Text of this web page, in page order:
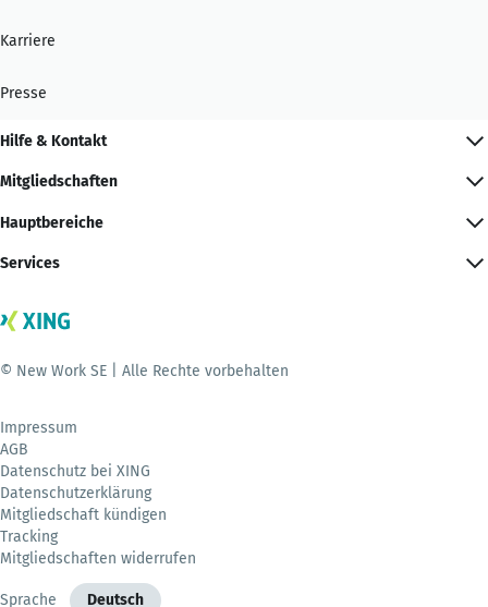
Karriere
Presse
Hilfe & Kontakt
Mitgliedschaften
Hauptbereiche
Services
© New Work SE | Alle Rechte vorbehalten
Impressum
AGB
Datenschutz bei XING
Datenschutzerklärung
Mitgliedschaft kündigen
Tracking
Mitgliedschaften widerrufen
Sprache Deutsch